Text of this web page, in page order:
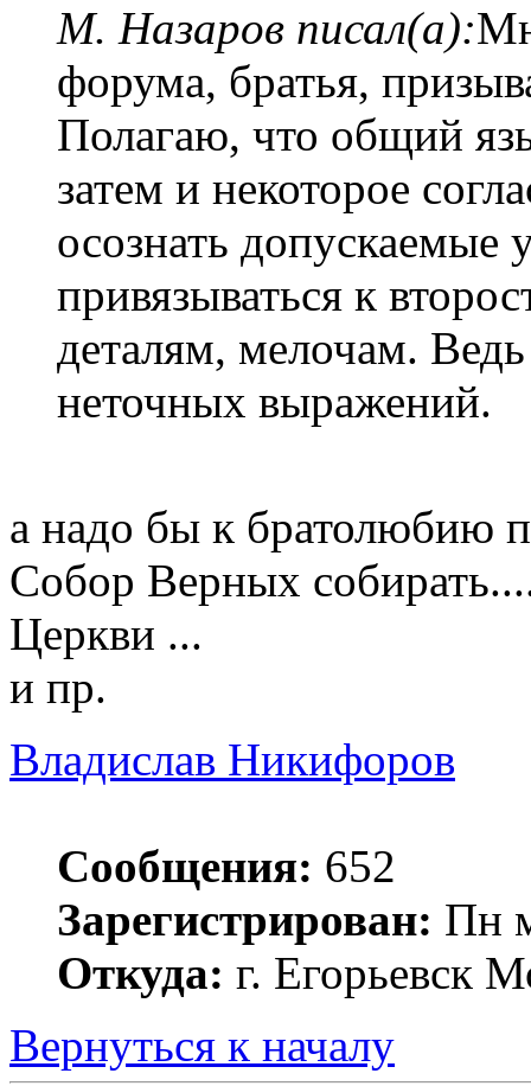
М. Назаров писал(а):
форума, братья,
Полагаю, что общий
затем и некоторое
осознать допускаемые
привязываться к
деталям, мелочам.
неточных выражений.
а надо бы к братолюбию
Собор Верных
Церкви ...
и пр.
Владислав Никифоров
Сообщения: 652
Зарегистрирован: Пн
Откуда: г. Егорьевск
Вернуться к началу